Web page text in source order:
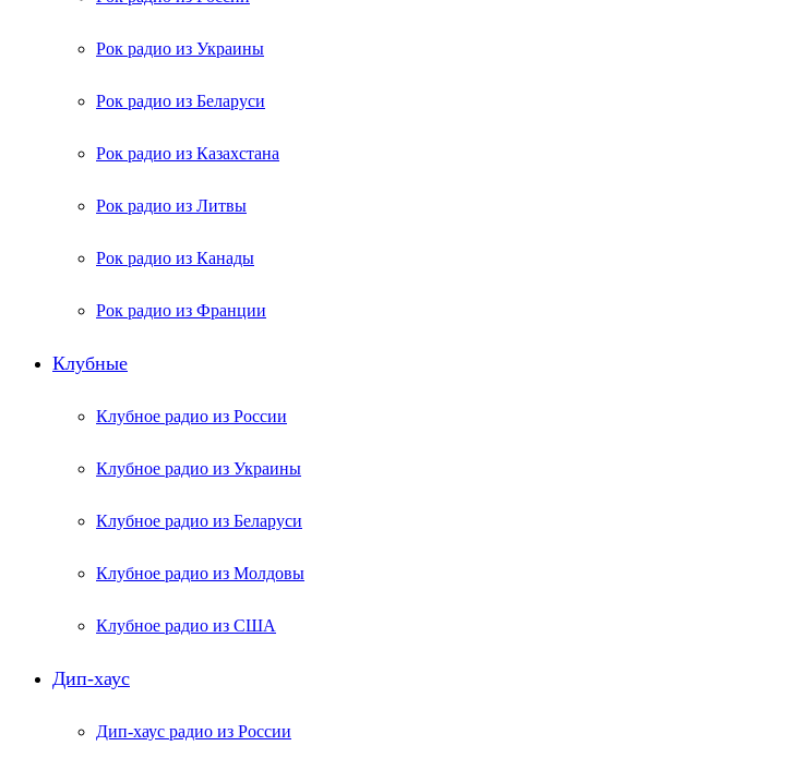
Рок радио из Украины
Рок радио из Беларуси
Рок радио из Казахстана
Рок радио из Литвы
Рок радио из Канады
Рок радио из Франции
Клубные
Клубное радио из России
Клубное радио из Украины
Клубное радио из Беларуси
Клубное радио из Молдовы
Клубное радио из США
Дип-хаус
Дип-хаус радио из России